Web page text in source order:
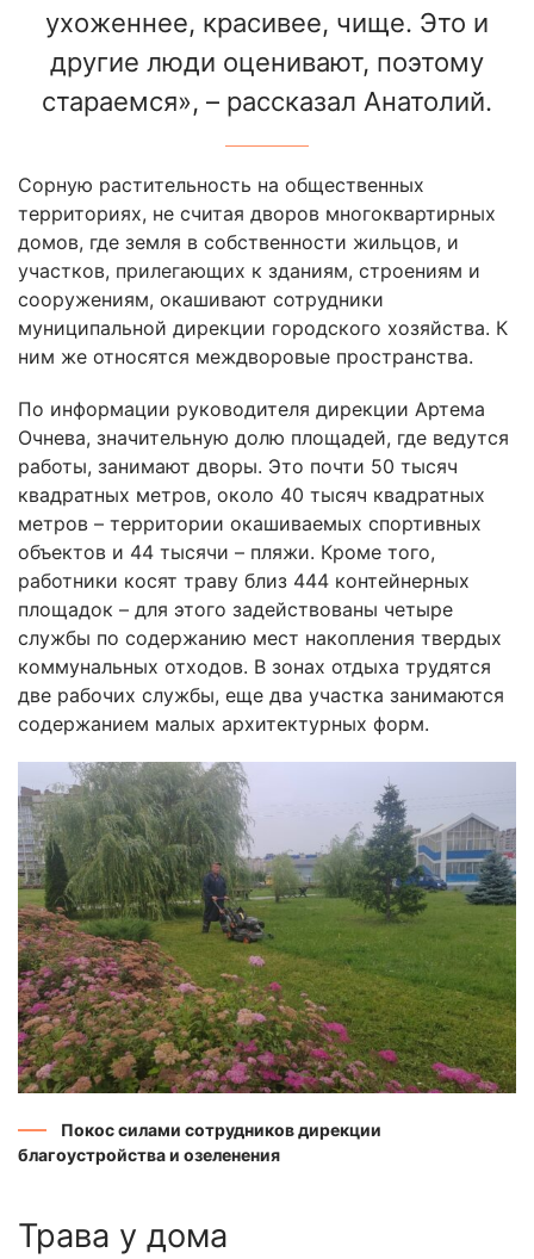
ухоженнее, красивее, чище. Это и
другие люди оценивают, поэтому
стараемся», – рассказал Анатолий.
Сорную растительность на общественных
территориях, не считая дворов многоквартирных
домов, где земля в собственности жильцов, и
участков, прилегающих к зданиям, строениям и
сооружениям, окашивают сотрудники
муниципальной дирекции городского хозяйства. К
ним же относятся междворовые пространства.
По информации руководителя дирекции Артема
Очнева, значительную долю площадей, где ведутся
работы, занимают дворы. Это почти 50 тысяч
квадратных метров, около 40 тысяч квадратных
метров – территории окашиваемых спортивных
объектов и 44 тысячи – пляжи. Кроме того,
работники косят траву близ 444 контейнерных
площадок – для этого задействованы четыре
службы по содержанию мест накопления твердых
коммунальных отходов. В зонах отдыха трудятся
две рабочих службы, еще два участка занимаются
содержанием малых архитектурных форм.
Покос силами сотрудников дирекции
благоустройства и озеленения
Трава у дома